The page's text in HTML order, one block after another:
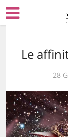
Le
28